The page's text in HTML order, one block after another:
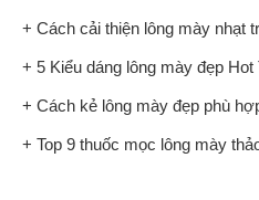
+ Cách cải thiện lông mày nhạt
+ 5 Kiểu dáng lông mày đẹp Hot
+ Cách kẻ lông mày đẹp phù
+ Top 9 thuốc mọc lông mày